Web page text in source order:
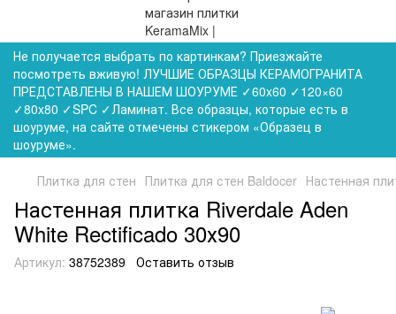
Не получается выбрать по картинкам? Приезжайте
посмотреть вживую! ЛУЧШИЕ ОБРАЗЦЫ КЕРАМОГРАНИТА
ПРЕДСТАВЛЕНЫ В НАШЕМ ШОУРУМЕ ✓60x60 ✓120×60
✓80x80 ✓SPC ✓Ламинат. Все образцы, которые есть в
шоуруме, на сайте отмечены стикером «Образец в
шоуруме».
Плитка для стен Плитка для стен Baldocer Настенная
Настенная плитка Riverdale Aden
White Rectificado 30х90
Артикул: 38752389 Оставить отзыв